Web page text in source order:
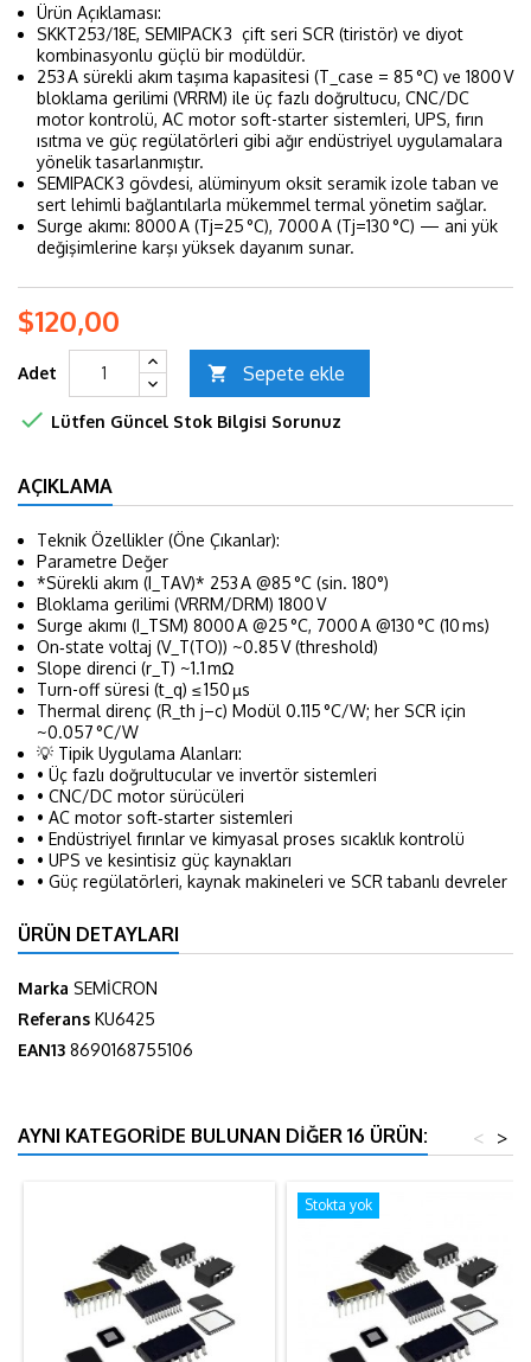
Ürün Açıklaması:
SKKT253/18E, SEMIPACK 3 çift seri SCR (tiristör) ve diyot
kombinasyonlu güçlü bir modüldür.
253 A sürekli akım taşıma kapasitesi (T_case = 85 °C) ve 1800 V
bloklama gerilimi (VRRM) ile üç fazlı doğrultucu, CNC/DC
motor kontrolü, AC motor soft-starter sistemleri, UPS, fırın
ısıtma ve güç regülatörleri gibi ağır endüstriyel uygulamalara
yönelik tasarlanmıştır.
SEMIPACK 3 gövdesi, alüminyum oksit seramik izole taban ve
sert lehimli bağlantılarla mükemmel termal yönetim sağlar.
Surge akımı: 8000 A (Tj=25 °C), 7000 A (Tj=130 °C) — ani yük
değişimlerine karşı yüksek dayanım sunar.
$120,00
Adet  Sepete ekle
 Lütfen Güncel Stok Bilgisi Sorunuz
AÇIKLAMA
Teknik Özellikler (Öne Çıkanlar):
Parametre Değer
*Sürekli akım (I_TAV)* 253 A @85 °C (sin. 180°)
Bloklama gerilimi (VRRM/DRM) 1800 V
Surge akımı (I_TSM) 8000 A @25 °C, 7000 A @130 °C (10 ms)
On‑state voltaj (V_T(TO)) ~0.85 V (threshold)
Slope direnci (r_T) ~1.1 mΩ
Turn-off süresi (t_q) ≤ 150 µs
Thermal direnç (R_th j–c) Modül 0.115 °C/W; her SCR için
~0.057 °C/W
💡 Tipik Uygulama Alanları:
• Üç fazlı doğrultucular ve invertör sistemleri
• CNC/DC motor sürücüleri
• AC motor soft‑starter sistemleri
• Endüstriyel fırınlar ve kimyasal proses sıcaklık kontrolü
• UPS ve kesintisiz güç kaynakları
• Güç regülatörleri, kaynak makineleri ve SCR tabanlı devreler
ÜRÜN DETAYLARI
Marka SEMİCRON
Referans KU6425
EAN13 8690168755106
AYNI KATEGORIDE BULUNAN DIĞER 16 ÜRÜN: >
<
Stokta yok